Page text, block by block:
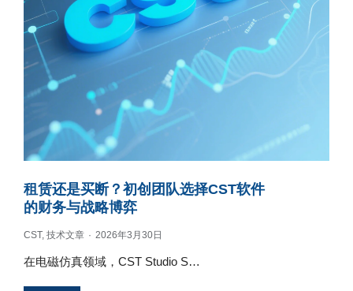
租赁还是买断？初创团队选择CST软件
的财务与战略博弈
CST, 技术文章 2026年3月30日
在电磁仿真领域，CST Studio S…